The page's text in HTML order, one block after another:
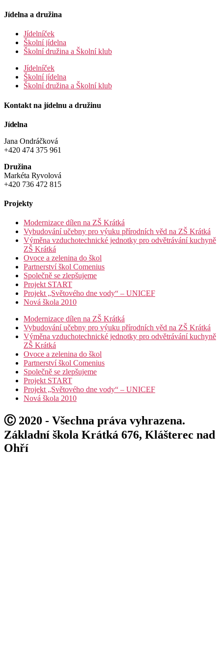
Jídelna a družina
Jídelníček
Školní jídelna
Školní družina a Školní klub
Jídelníček
Školní jídelna
Školní družina a Školní klub
Kontakt na jídelnu a družinu
Jídelna
Jana Ondráčková
+420 474 375 961
Družina
Markéta Ryvolová
+420 736 472 815
Projekty
Modernizace dílen na ZŠ Krátká
Vybudování učebny pro výuku přírodních věd na ZŠ Krátká
Výměna vzduchotechnické jednotky pro odvětrávání kuchyně
ZŠ Krátká
Ovoce a zelenina do škol
Partnerství škol Comenius
Společně se zlepšujeme
Projekt START
Projekt „Světového dne vody“ – UNICEF
Nová škola 2010
Modernizace dílen na ZŠ Krátká
Vybudování učebny pro výuku přírodních věd na ZŠ Krátká
Výměna vzduchotechnické jednotky pro odvětrávání kuchyně
ZŠ Krátká
Ovoce a zelenina do škol
Partnerství škol Comenius
Společně se zlepšujeme
Projekt START
Projekt „Světového dne vody“ – UNICEF
Nová škola 2010
Ⓒ 2020 - Všechna práva vyhrazena.
Základní škola Krátká 676, Klášterec nad
Ohří